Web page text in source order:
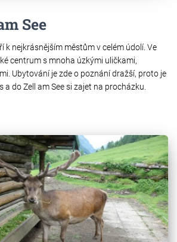
See
k nejkrásnějším městům v celém údolí. Ve
centrum s mnoha úzkými uličkami,
Ubytování je zde o poznání dražší, proto je
do Zell am See si zajet na procházku.